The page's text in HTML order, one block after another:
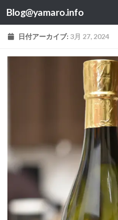
コンテンツへスキップ
Blog@yamaro.info
日付アーカイブ: 3月 27, 2024